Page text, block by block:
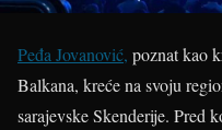
Peđa Jovanović, poznat kao
Balkana, kreće na svoju
sarajevske Skenderije. Pred